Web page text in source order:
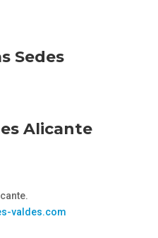
Sedes
Alicante
valdes.com